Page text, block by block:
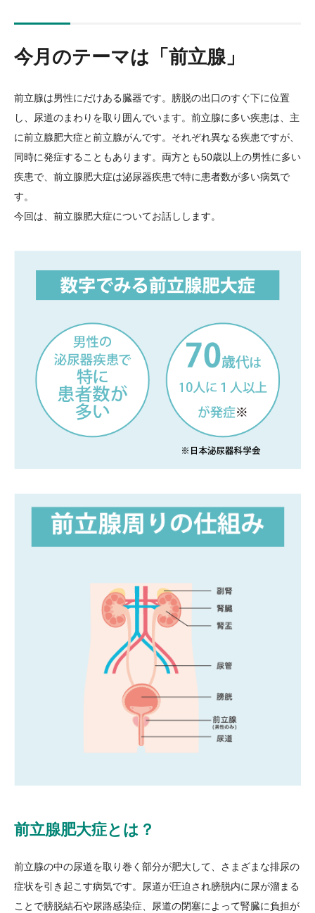
今月のテーマは「前立腺」
前立腺は男性にだけある臓器です。膀脱の出口のすぐ下に位置
し、尿道のまわりを取り囲んでいます。前立腺に多い疾患は、主
に前立腺肥大症と前立腺がんです。それぞれ異なる疾患ですが、
同時に発症することもあります。両方とも50歳以上の男性に多い
疾患で、前立腺肥大症は泌尿器疾患で特に患者数が多い病気で
す。
今回は、前立腺肥大症についてお話しします。
前立腺肥大症とは？
前立腺の中の尿道を取り巻く部分が肥大して、さまざまな排尿の
症状を引き起こす病気です。尿道が圧迫され膀脱内に尿が溜まる
ことで膀脱結石や尿路感染症、尿道の閉塞によって腎臓に負担が